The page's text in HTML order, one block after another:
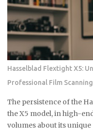
savings or miss it
can you get the
exactly what you need
or schedule an
eligible costs, covering
professional installation
per single item of
and its installation
Bidirectional (two-way)
send stored power back
Hasselblad Flextight X5:
Professional Film Scanning
The persistence of the
the X5 model, in high-
volumes about its